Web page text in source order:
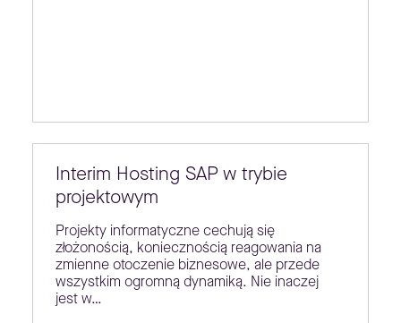
Interim Hosting SAP w trybie
projektowym
Projekty informatyczne cechują się
złożonością, koniecznością reagowania na
zmienne otoczenie biznesowe, ale przede
wszystkim ogromną dynamiką. Nie inaczej
jest w…